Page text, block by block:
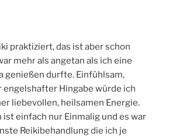
praktiziert, das ist aber schon
mehr als angetan als ich eine
genießen durfte. Einfühlsam,
engelshafter Hingabe würde ich
liebevollen, heilsamen Energie.
ist einfach nur Einmalig und es war
Reikibehandlung die ich je